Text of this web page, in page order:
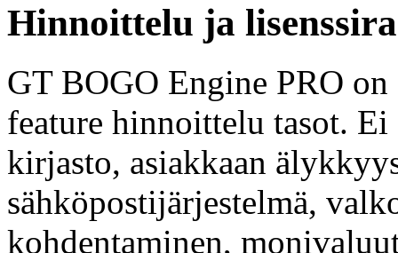
Hinnoittelu ja
GT BOGO Engine PRO
feature hinnoittelu tasot.
kirjasto, asiakkaan
sähköpostijärjestelmä,
kohdentaminen,